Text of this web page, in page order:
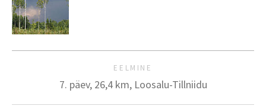
EELMINE
7. päev, 26,4 km, Loosalu-Tillniidu